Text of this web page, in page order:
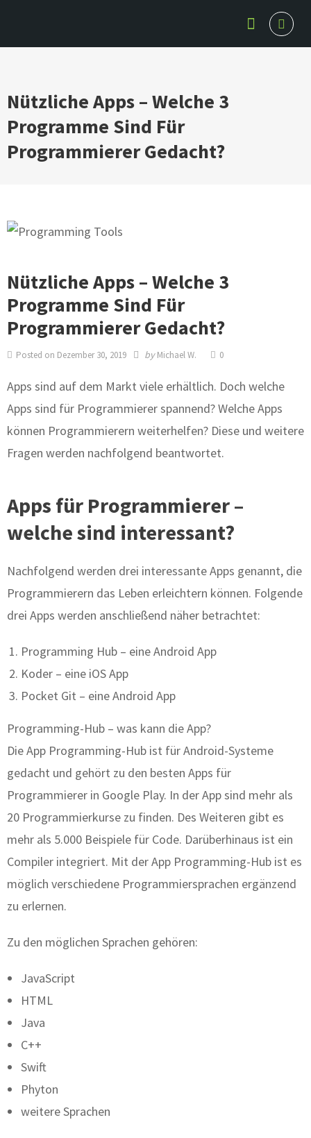
Nützliche Apps – Welche 3
Programme Sind Für
Programmierer Gedacht?
Nützliche Apps – Welche 3
Programme Sind Für
Programmierer Gedacht?
Posted on Dezember 30, 2019 byMichael W. 0
Apps sind auf dem Markt viele erhältlich. Doch welche
Apps sind für Programmierer spannend? Welche Apps
können Programmierern weiterhelfen? Diese und weitere
Fragen werden nachfolgend beantwortet.
Apps für Programmierer –
welche sind interessant?
Nachfolgend werden drei interessante Apps genannt, die
Programmierern das Leben erleichtern können. Folgende
drei Apps werden anschließend näher betrachtet:
Programming Hub – eine Android App
Koder – eine iOS App
Pocket Git – eine Android App
Programming-Hub – was kann die App?
Die App Programming-Hub ist für Android-Systeme
gedacht und gehört zu den besten Apps für
Programmierer in Google Play. In der App sind mehr als
20 Programmierkurse zu finden. Des Weiteren gibt es
mehr als 5.000 Beispiele für Code. Darüberhinaus ist ein
Compiler integriert. Mit der App Programming-Hub ist es
möglich verschiedene Programmiersprachen ergänzend
zu erlernen.
Zu den möglichen Sprachen gehören:
JavaScript
HTML
Java
C++
Swift
Phyton
weitere Sprachen